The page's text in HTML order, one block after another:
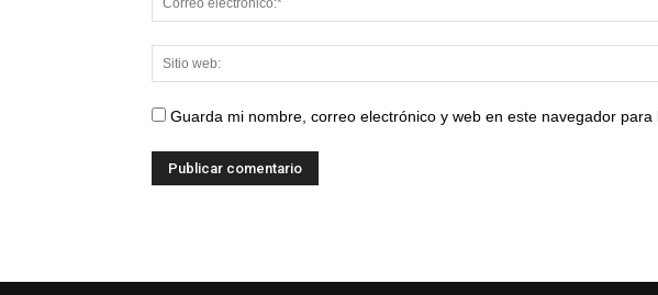
Guarda mi nombre, correo electrónico y web en este navegador para